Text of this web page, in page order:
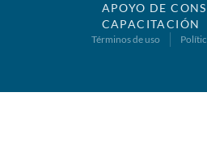
APOYO DE
CAPACITACIÓN
Términos de uso